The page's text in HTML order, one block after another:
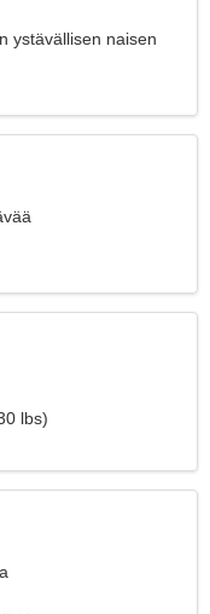
ystävällisen naisen
lbs)